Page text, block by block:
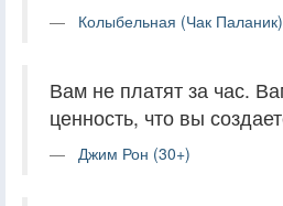
Колыбельная (Чак
Вам не платят за час.
ценность, что вы
Джим Рон (30+)